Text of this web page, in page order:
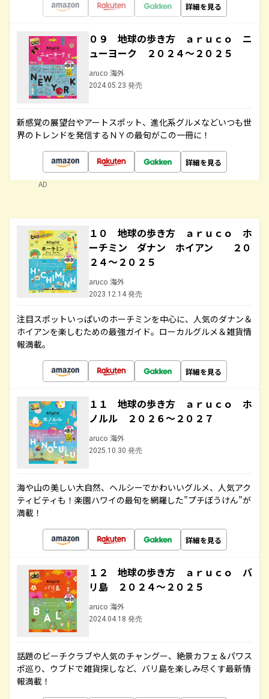
詳細を見る
０９ 地球の歩き方 ａｒｕｃｏ ニ
ューヨーク ２０２４～２０２５
aruco 海外
2024.05.23 発売
新感覚の展望台やアートスポット、進化系グルメなどいつも世
界のトレンドを発信するＮＹの最旬がこの一冊に！
詳細を見る
AD
１０ 地球の歩き方 ａｒｕｃｏ ホ
ーチミン ダナン ホイアン ２０
２４～２０２５
aruco 海外
2023.12.14 発売
注目スポットいっぱいのホーチミンを中心に、人気のダナン＆
ホイアンを楽しむための最強ガイド。ローカルグルメ＆雑貨情
報満載。
詳細を見る
１１ 地球の歩き方 ａｒｕｃｏ ホ
ノルル ２０２６～２０２７
aruco 海外
2025.10.30 発売
海や山の美しい大自然、ヘルシーでかわいいグルメ、人気アク
ティビティも！楽園ハワイの最旬を網羅した”プチぼうけん”が
満載！
詳細を見る
１２ 地球の歩き方 ａｒｕｃｏ バ
リ島 ２０２４～２０２５
aruco 海外
2024.04.18 発売
話題のビーチクラブや人気のチャングー、絶景カフェ＆パワス
ポ巡り、ウブドで雑貨探しなど、バリ島を楽しみ尽くす最新情
報満載！